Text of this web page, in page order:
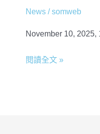
News/somweb
November 10, 2025,
閱讀全文 »